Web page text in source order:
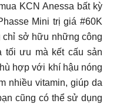
KCN Anessa bất kỳ
Mini trị giá #60K
chỉ sở hữu những công
tối ưu mà kết cấu sản
hợp với khí hậu nóng
nhiều vitamin, giúp da
cũng có thể sử dụng